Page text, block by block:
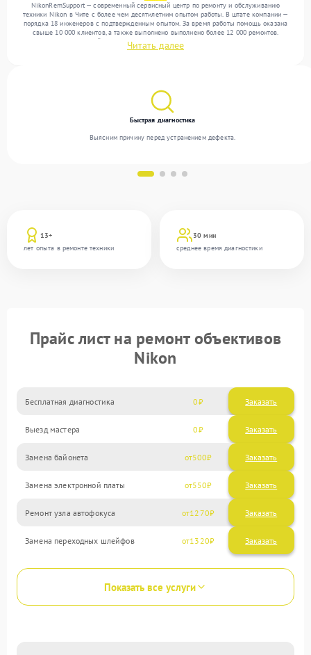
NikonRemSupport — современный сервисный центр по ремонту и обслуживанию
техники Nikon в Чите с более чем десятилетним опытом работы. В штате компании —
порядка 18 инженеров с подтвержденным опытом. За время работы помощь оказана
свыше 10 000 клиентов, а также выполнено выполнено более 12 000 ремонтов.
Ежемесячно в сервисный центр поступает свыше 300 единиц техники, включая , , . Мы
работаем с широким спектром неисправностей и обеспечиваем надежный результат
Читать далее
13+
лет опыта в ремонте техники
30 мин
среднее время диагностики
Быстрая диагностика
Выясним причину перед устранением дефекта.
Прайс лист на ремонт объективов
Nikon
Бесплатная диагностика 0 Заказать
Выезд мастера 0 Заказать
Замена байонета 500
Замена электронной платы 550
Ремонт узла автофокуса 1270
Замена переходных шлейфов 1320
Показать все услуги